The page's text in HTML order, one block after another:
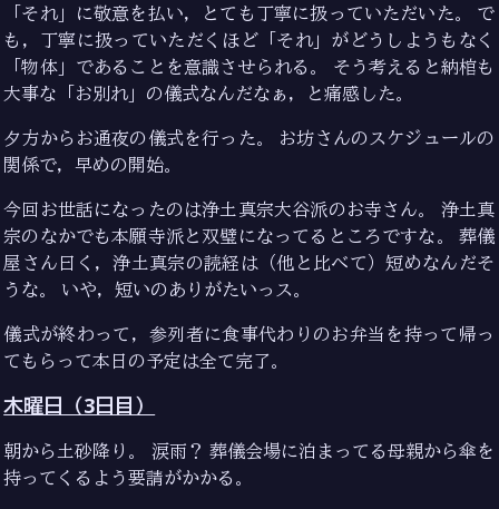
「それ」に敬意を払い，とても丁寧に扱っていただいた。 で
も，丁寧に扱っていただくほど「それ」がどうしようもなく
「物体」であることを意識させられる。 そう考えると納棺も
大事な「お別れ」の儀式なんだなぁ，と痛感した。
夕方からお通夜の儀式を行った。 お坊さんのスケジュールの
関係で，早めの開始。
今回お世話になったのは浄土真宗大谷派のお寺さん。 浄土真
宗のなかでも本願寺派と双璧になってるところですな。 葬儀
屋さん曰く，浄土真宗の読経は（他と比べて）短めなんだそ
うな。 いや，短いのありがたいっス。
儀式が終わって，参列者に食事代わりのお弁当を持って帰っ
てもらって本日の予定は全て完了。
木曜日（3日目）
朝から土砂降り。 涙雨？ 葬儀会場に泊まってる母親から傘を
持ってくるよう要請がかかる。